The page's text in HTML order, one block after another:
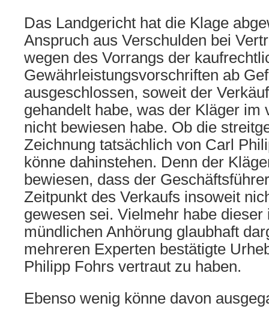
Das Landgericht hat die Klage
Anspruch aus Verschulden bei
wegen des Vorrangs der
Gewährleistungsvorschriften ab
ausgeschlossen, soweit der
gehandelt habe, was der Kläger im
nicht bewiesen habe. Ob die
Zeichnung tatsächlich von Carl
könne dahinstehen. Denn der
bewiesen, dass der
Zeitpunkt des Verkaufs insoweit
gewesen sei. Vielmehr habe
mündlichen Anhörung glaubhaft
mehreren Experten bestätigte
Philipp Fohrs vertraut zu haben.
Ebenso wenig könne davon